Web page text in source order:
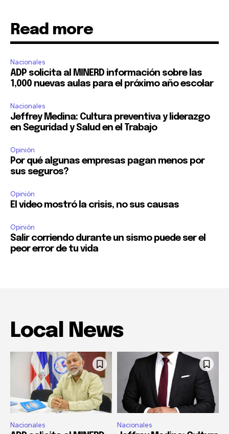
Read more
Nacionales
ADP solicita al MINERD información sobre las
1,000 nuevas aulas para el próximo año escolar
Nacionales
Jeffrey Medina: Cultura preventiva y liderazgo
en Seguridad y Salud en el Trabajo
Opinión
Por qué algunas empresas pagan menos por
sus seguros?
Opinión
El video mostró la crisis, no sus causas
Opinión
Salir corriendo durante un sismo puede ser el
peor error de tu vida
Local News
Nacionales Nacionales